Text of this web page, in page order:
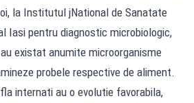
la Institutul jNational de Sanatate
Iasi pentru diagnostic microbiologic,
existat anumite microorganisme
probele respective de aliment.
internati au o evolutie favorabila,